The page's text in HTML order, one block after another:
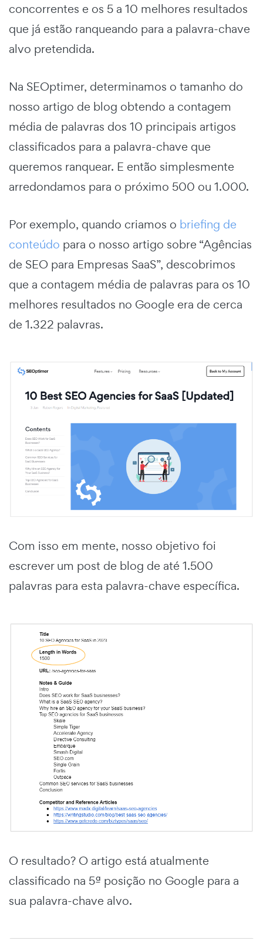
concorrentes e os 5 a 10 melhores resultados
que já estão ranqueando para a palavra-chave
alvo pretendida.
Na SEOptimer, determinamos o tamanho do
nosso artigo de blog obtendo a contagem
média de palavras dos 10 principais artigos
classificados para a palavra-chave que
queremos ranquear. E então simplesmente
arredondamos para o próximo 500 ou 1.000.
Por exemplo, quando criamos o briefing de
conteúdo para o nosso artigo sobre “Agências
de SEO para Empresas SaaS”, descobrimos
que a contagem média de palavras para os 10
melhores resultados no Google era de cerca
de 1.322 palavras.
Com isso em mente, nosso objetivo foi
escrever um post de blog de até 1.500
palavras para esta palavra-chave específica.
O resultado? O artigo está atualmente
classificado na 5ª posição no Google para a
sua palavra-chave alvo.